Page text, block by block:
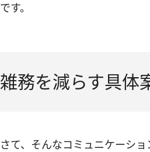
です。
雑務を減らす具体
さて、そんなコミュニケーシ